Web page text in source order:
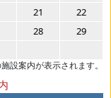
21
22
28
29
設案内が表示されます。